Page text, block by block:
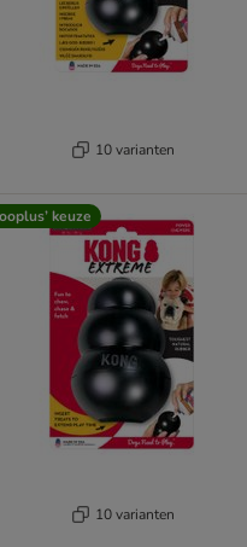
10 varianten
keuze
10 varianten